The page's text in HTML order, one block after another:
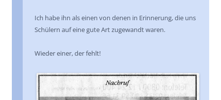
Ich habe ihn als einen von denen in Erinnerung, die uns
Schülern auf eine gute Art zugewandt waren.
Wieder einer, der fehlt!